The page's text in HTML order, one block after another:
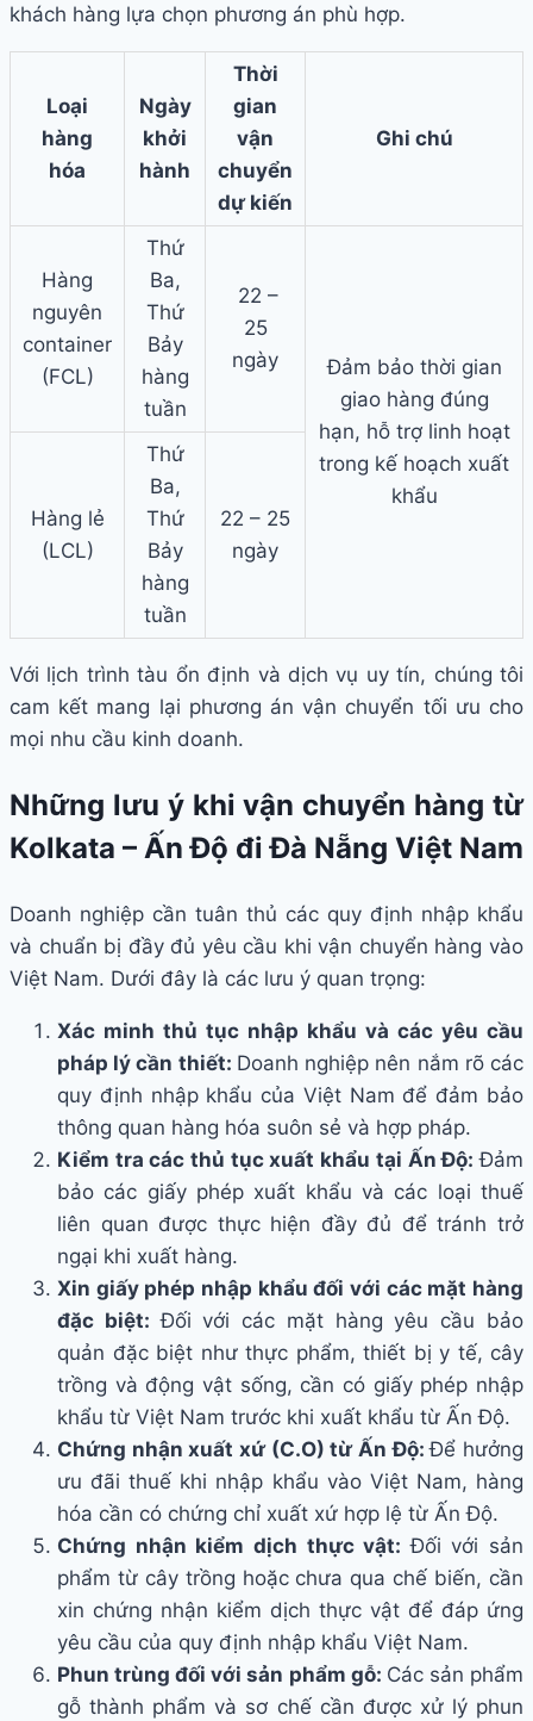
khách hàng lựa chọn phương án phù hợp.
Loại
hàng
hóa
Ngày
khởi
hành
Thời
gian
vận
chuyển
dự kiến
Ghi chú
Hàng
nguyên
container
(FCL)
Thứ
Ba,
Thứ
Bảy
hàng
tuần
22 –
25
ngày
Đảm bảo thời gian
giao hàng đúng
hạn, hỗ trợ linh hoạt
trong kế hoạch xuất
khẩu
Hàng lẻ
(LCL)
Thứ
Ba,
Thứ
Bảy
hàng
tuần
22 – 25
ngày
Với lịch trình tàu ổn định và dịch vụ uy tín, chúng tôi
cam kết mang lại phương án vận chuyển tối ưu cho
mọi nhu cầu kinh doanh.
Những lưu ý khi vận chuyển hàng từ
Kolkata – Ấn Độ đi Đà Nẵng Việt Nam
Doanh nghiệp cần tuân thủ các quy định nhập khẩu
và chuẩn bị đầy đủ yêu cầu khi vận chuyển hàng vào
Việt Nam. Dưới đây là các lưu ý quan trọng:
Xác minh thủ tục nhập khẩu và các yêu cầu
pháp lý cần thiết: Doanh nghiệp nên nắm rõ các
quy định nhập khẩu của Việt Nam để đảm bảo
thông quan hàng hóa suôn sẻ và hợp pháp.
Kiểm tra các thủ tục xuất khẩu tại Ấn Độ:Đảm
bảo các giấy phép xuất khẩu và các loại thuế
liên quan được thực hiện đầy đủ để tránh trở
ngại khi xuất hàng.
Xin giấy phép nhập khẩu đối với các mặt hàng
đặc biệt:Đối với các mặt hàng yêu cầu bảo
quản đặc biệt như thực phẩm, thiết bị y tế, cây
trồng và động vật sống, cần có giấy phép nhập
khẩu từ Việt Nam trước khi xuất khẩu từ Ấn Độ.
Chứng nhận xuất xứ (C.O) từ Ấn Độ:Để hưởng
ưu đãi thuế khi nhập khẩu vào Việt Nam, hàng
hóa cần có chứng chỉ xuất xứ hợp lệ từ Ấn Độ.
Chứng nhận kiểm dịch thực vật:Đối với sản
phẩm từ cây trồng hoặc chưa qua chế biến, cần
xin chứng nhận kiểm dịch thực vật để đáp ứng
yêu cầu của quy định nhập khẩu Việt Nam.
Phun trùng đối với sản phẩm gỗ: Các sản phẩm
gỗ thành phẩm và sơ chế cần được xử lý phun